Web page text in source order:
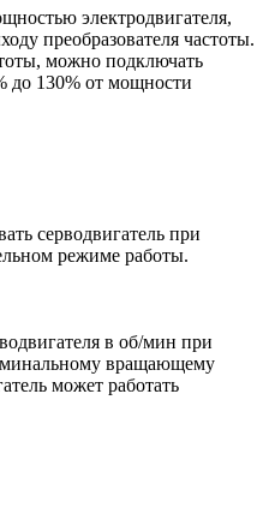
электродвигателя,
преобразователя частоты.
можно подключать
до 130% от мощности
серводвигатель при
режиме работы.
в об/мин при
вращающему
может работать